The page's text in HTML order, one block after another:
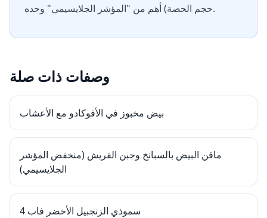
حجم الحصة) أهم من "المؤشر الجلايسيمي" وحده.
وصفات ذات صلة
بيض مخبوز في الأفوكادو مع الأعشاب
مافن البيض بالسبانخ وجبن القريش (منخفض المؤشر
الجلايسيمي)
سموذي الزنجبيل الأخضر فاب 4